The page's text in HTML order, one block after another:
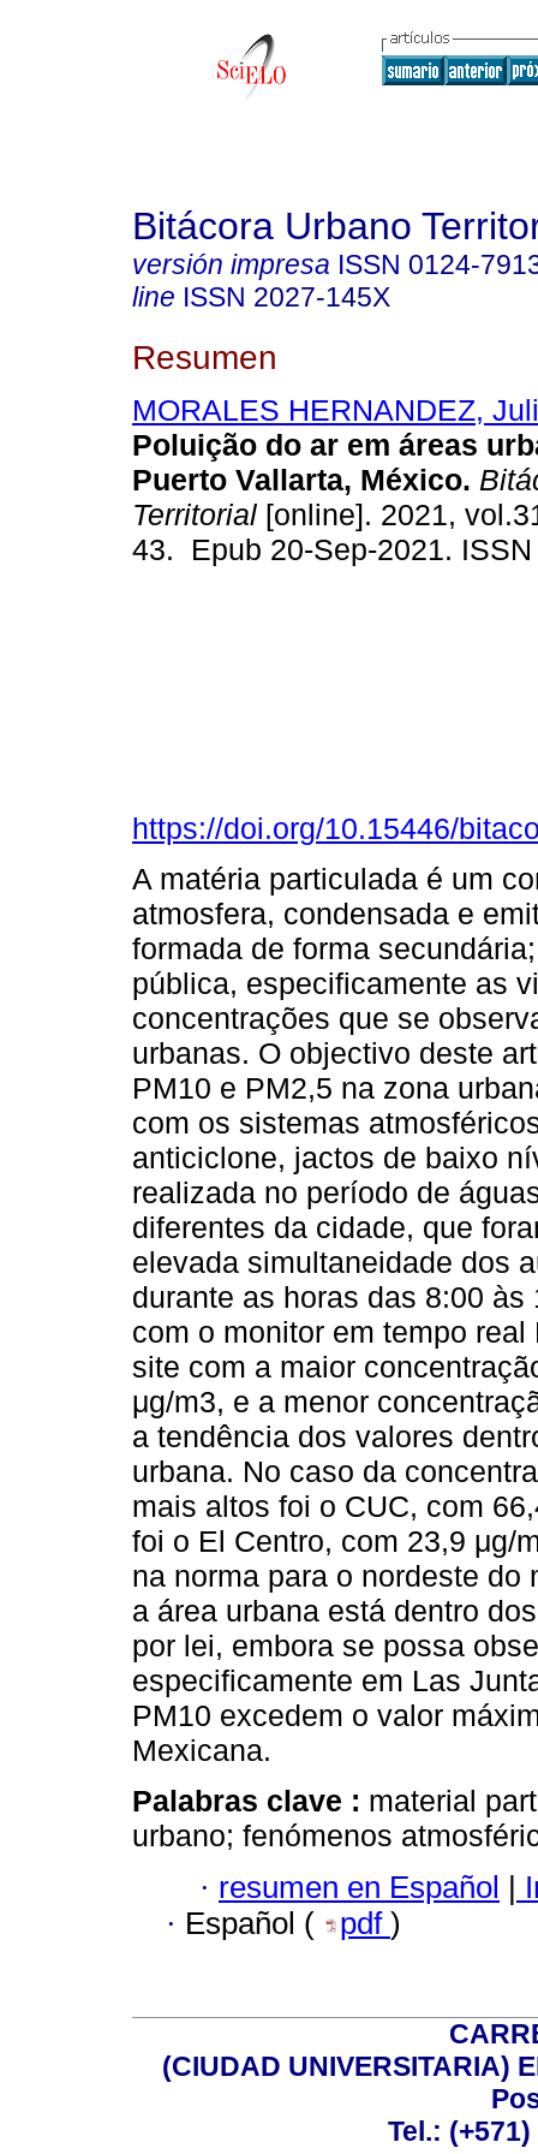
Bitácora Urbano
versión impresa ISSN 0124-
line ISSN 2027-145X
Resumen
MORALES HERNANDEZ,
Poluição do ar em áreas
Puerto Vallarta, México.
Territorial [online]. 2021,
43. Epub 20-Sep-2021.
https://doi.org/10.15446/
A matéria particulada é um
atmosfera, condensada e
formada de forma
pública, especificamente as
concentrações que se
urbanas. O objectivo deste
PM10 e PM2,5 na zona
com os sistemas
anticiclone, jactos de baixo
realizada no período de
diferentes da cidade, que
elevada simultaneidade dos
durante as horas das 8:00
com o monitor em tempo
site com a maior
μg/m3, e a menor
a tendência dos valores
urbana. No caso da
mais altos foi o CUC, com
foi o El Centro, com 23,9 μg/
na norma para o nordeste
a área urbana está dentro
por lei, embora se possa
especificamente em Las
PM10 excedem o valor
Mexicana.
Palabras clave : material
urbano; fenómenos
· resumen en Español |
· Español ( pdf )
(CIUDAD UNIVERSITARIA)
Tel.: